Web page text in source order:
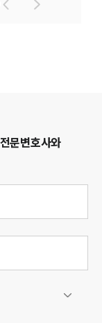
전문변호사와